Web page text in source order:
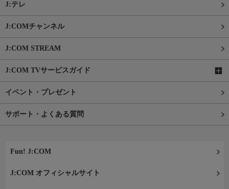
J:テレ
J:COMチャンネル
J:COM STREAM
J:COM TVサービスガイド
イベント・プレゼント
サポート・よくある質問
Fun! J:COM
J:COM オフィシャルサイト